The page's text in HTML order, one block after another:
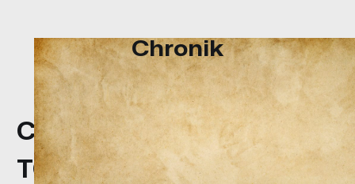
Chronik
Chronik des
TC Aurachtal-Falkendorf